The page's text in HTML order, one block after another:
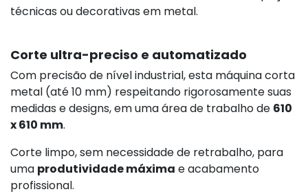
técnicas ou decorativas em metal.
Corte ultra-preciso e automatizado
Com precisão de nível industrial, esta máquina corta
metal (até 10 mm) respeitando rigorosamente suas
medidas e designs, em uma área de trabalho de 610
x 610 mm.
Corte limpo, sem necessidade de retrabalho, para
uma produtividade máxima e acabamento
profissional.